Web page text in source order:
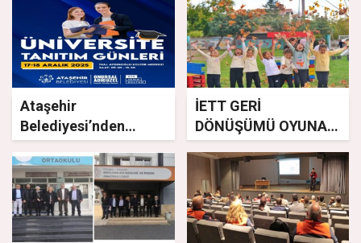
İstanbulluları bekliyor
Ataşehir
Belediyesi’nden
etkinliği
İETT GERİ
DÖNÜŞÜMÜ OYUNA